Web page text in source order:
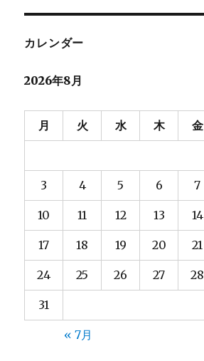
カレンダー
2026年8月
月 火 水 木 金
3 4 5 6 7
10 11 12 13 14
17 18 19 20 21
24 25 26 27 28
31
« 7月